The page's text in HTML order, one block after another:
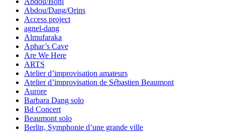
Abdou/Dang/Orins
Access project
agnel-dang
Almufaraka
Aphar’s Cave
Are We Here
ARTS
Atelier d’improvisation amateurs
Atelier d’improvisation de Sébastien Beaumont
Aurore
Barbara Dang solo
Bd Concert
Beaumont solo
Berlin, Symphonie d’une grande ville